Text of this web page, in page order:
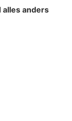
alles anders